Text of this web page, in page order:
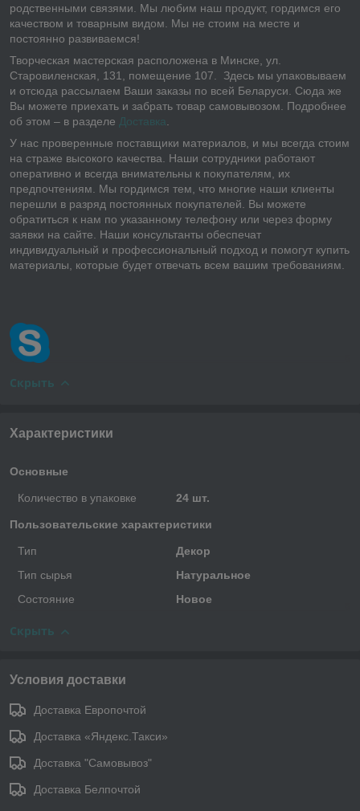
родственными связями. Мы любим наш продукт, гордимся его
качеством и товарным видом. Мы не стоим на месте и
постоянно развиваемся!
Творческая мастерская расположена в Минске, ул.
Старовиленская, 131, помещение 107. Здесь мы упаковываем
и отсюда рассылаем Ваши заказы по всей Беларуси. Сюда же
Вы можете приехать и забрать товар самовывозом. Подробнее
об этом – в разделе Доставка
У нас проверенные поставщики материалов, и мы всегда стоим
на страже высокого качества. Наши сотрудники работают
оперативно и всегда внимательны к покупателям, их
предпочтениям. Мы гордимся тем, что многие наши клиенты
перешли в разряд постоянных покупателей. Вы можете
обратиться к нам по указанному телефону или через форму
заявки на сайте. Наши консультанты обеспечат
индивидуальный и профессиональный подход и помогут купить
материалы, которые будет отвечать всем вашим требованиям.
Скрыть
Характеристики
Основные
Количество в упаковке 24 шт.
Пользовательские характеристики
Тип
Декор
Тип сырья
Натуральное
Состояние
Новое
Скрыть
Условия доставки
Доставка Европочтой
Доставка «Яндекс.Такси»
Доставка "Самовывоз"
Доставка Белпочтой